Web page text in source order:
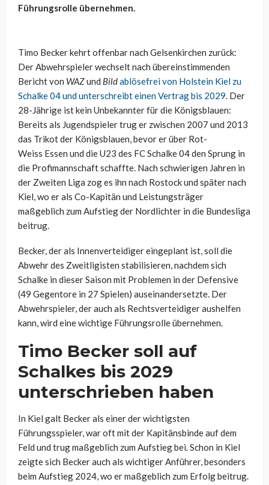
Führungsrolle übernehmen.
Timo Becker kehrt offenbar nach Gelsenkirchen zurück:
Der Abwehrspieler wechselt nach übereinstimmenden
Bericht von WAZund Bildablösefrei von Holstein Kiel zu
Schalke 04 und unterschreibt einen Vertrag bis 2029. Der
28-Jährige ist kein Unbekannter für die Königsblauen:
Bereits als Jugendspieler trug er zwischen 2007 und 2013
das Trikot der Königsblauen, bevor er über Rot-
Weiss Essen und die U23 des FC Schalke 04 den Sprung in
die Profimannschaft schaffte. Nach schwierigen Jahren in
der Zweiten Liga zog es ihn nach Rostock und später nach
Kiel, wo er als Co-Kapitän und Leistungsträger
maßgeblich zum Aufstieg der Nordlichter in die Bundesliga
beitrug.
Becker, der als Innenverteidiger eingeplant ist, soll die
Abwehr des Zweitligisten stabilisieren, nachdem sich
Schalke in dieser Saison mit Problemen in der Defensive
(49 Gegentore in 27 Spielen) auseinandersetzte. Der
Abwehrspieler, der auch als Rechtsverteidiger aushelfen
kann, wird eine wichtige Führungsrolle übernehmen.
Timo Becker soll auf
Schalkes bis 2029
unterschrieben haben
In Kiel galt Becker als einer der wichtigsten
Führungsspieler, war oft mit der Kapitänsbinde auf dem
Feld und trug maßgeblich zum Aufstieg bei. Schon in Kiel
zeigte sich Becker auch als wichtiger Anführer, besonders
beim Aufstieg 2024, wo er maßgeblich zum Erfolg beitrug.